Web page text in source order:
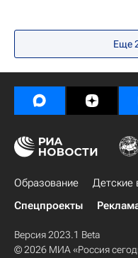
Еще
Образование Детские
Спецпроекты
Версия 2023.1 Beta
© 2026 МИА «Россия